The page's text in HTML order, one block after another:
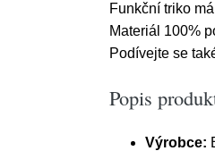
Funkční triko
Materiál 100%
Podívejte se
Popis
Výrobce: